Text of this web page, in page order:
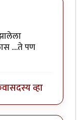
....ते पण
सदस्य व्हा